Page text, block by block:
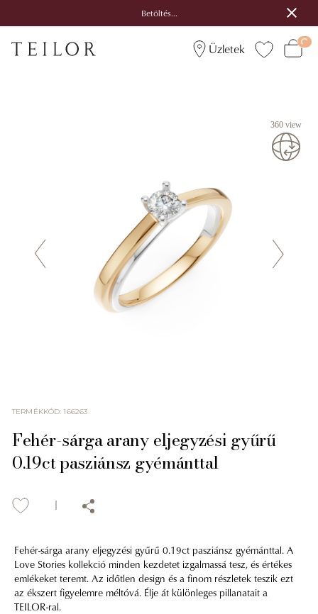
Betöltés...
Üzletek
360 view
TERMÉKKÓD:166263
Fehér-sárga arany eljegyzési gyűrű
0.19ct pasziánsz gyémánttal
Fehér-sárga arany eljegyzési gyűrű 0.19ct pasziánsz gyémánttal. A
Love Stories kollekció minden kezdetet izgalmassá tesz, és értékes
emlékeket teremt. Az időtlen design és a finom részletek teszik ezt
az ékszert figyelemre méltóvá. Élje át különleges pillanatait a
TEILOR-ral.